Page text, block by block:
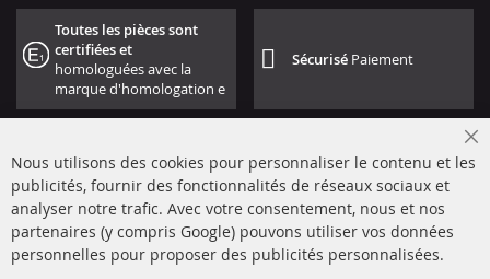
Toutes les pièces sont
certifiées et
homologuées avec la
marque d'homologation e
Sécurisé Paiement
+49 (0) 4533 799000
Nous utilisons des cookies pour personnaliser le contenu et les
publicités, fournir des fonctionnalités de réseaux sociaux et
analyser notre trafic. Avec votre consentement, nous et nos
partenaires (y compris Google) pouvons utiliser vos données
personnelles pour proposer des publicités personnalisées.